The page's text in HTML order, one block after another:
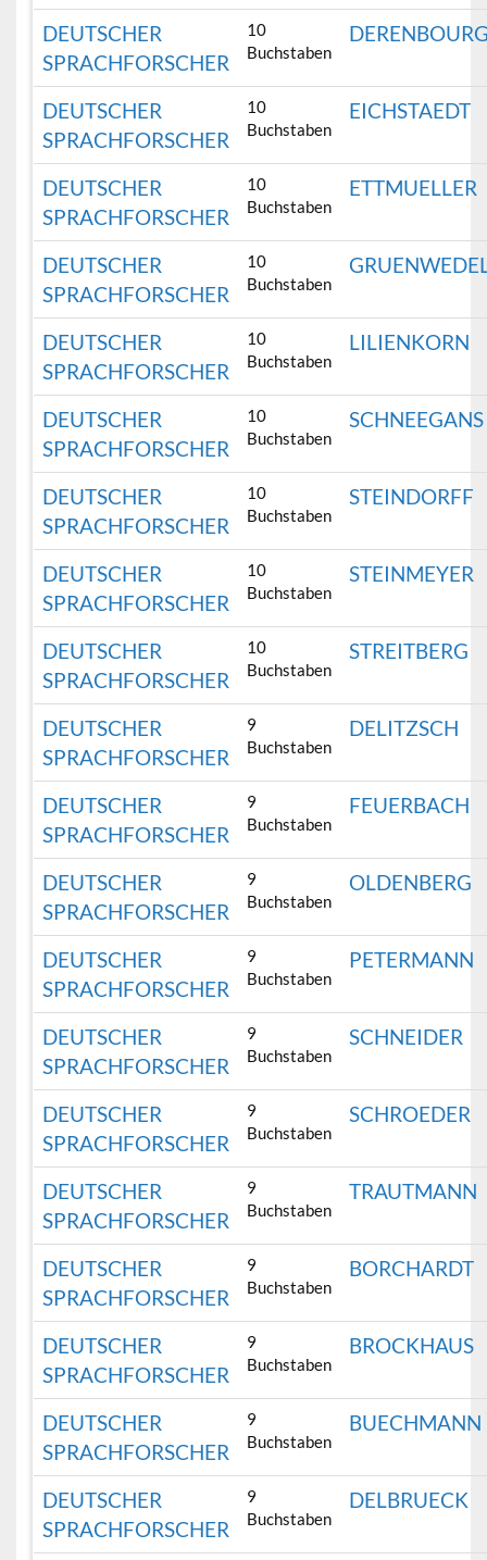
DEUTSCHER
SPRACHFORSCHER
10
Buchstaben
DEUTSCHER
SPRACHFORSCHER
10
Buchstaben
EICHSTAEDT
DEUTSCHER
SPRACHFORSCHER
10
Buchstaben
ETTMUELLER
DEUTSCHER
SPRACHFORSCHER
10
Buchstaben
DEUTSCHER
SPRACHFORSCHER
10
Buchstaben
LILIENKORN
DEUTSCHER
SPRACHFORSCHER
10
Buchstaben
SCHNEEGANS
DEUTSCHER
SPRACHFORSCHER
10
Buchstaben
STEINDORFF
DEUTSCHER
SPRACHFORSCHER
10
Buchstaben
STEINMEYER
DEUTSCHER
SPRACHFORSCHER
10
Buchstaben
STREITBERG
DEUTSCHER
SPRACHFORSCHER
9
Buchstaben
DELITZSCH
DEUTSCHER
SPRACHFORSCHER
9
Buchstaben
FEUERBACH
DEUTSCHER
SPRACHFORSCHER
9
Buchstaben
OLDENBERG
DEUTSCHER
SPRACHFORSCHER
9
Buchstaben
PETERMANN
DEUTSCHER
SPRACHFORSCHER
9
Buchstaben
SCHNEIDER
DEUTSCHER
SPRACHFORSCHER
9
Buchstaben
SCHROEDER
DEUTSCHER
SPRACHFORSCHER
9
Buchstaben
TRAUTMANN
DEUTSCHER
SPRACHFORSCHER
9
Buchstaben
BORCHARDT
DEUTSCHER
SPRACHFORSCHER
9
Buchstaben
BROCKHAUS
DEUTSCHER
SPRACHFORSCHER
9
Buchstaben
BUECHMANN
DEUTSCHER
SPRACHFORSCHER
9
Buchstaben
DELBRUECK